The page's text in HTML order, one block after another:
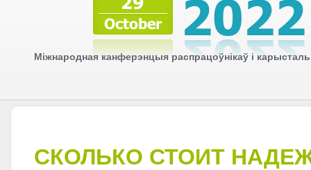
Міжнародная канферэнцыя распрацоўнікаў і
СКОЛЬКО СТОИТ